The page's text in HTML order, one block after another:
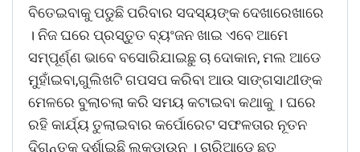
ବିତେଇବାକୁ ପଡୁଛି ପରିବାର ସଦସ୍ୟଙ୍କ ଦେଖାରେଖାରେ
। ନିଜ ଘରେ ପ୍ରସ୍ତୁତ ବ୍ୟଂଜନ ଖାଇ ଏବେ ଆମେ
ସମ୍ପୂର୍ଣ୍ଣ ଭାବେ ବସୋରିଯାଇଛୁ ଚା ଦୋକାନ, ମଲ ଆଡେ
ମୁହାଁଇବା,ଗୁଲିଖଟି ଗପସପ କରିବା ଆଉ ସାଙ୍ଗସାଥୀଙ୍କ
ମେଳରେ ବୁଲାଚଲା କରି ସମୟ କଟାଇବା କଥାକୁ । ଘରେ
ରହି କାର୍ଯ୍ୟ ତୁଲାଇବାର କର୍ପୋରେଟ ସଫଳତାର ନୂତନ
ଦିଗନ୍ତକୁ ଦର୍ଶାଇଛି ଲକଡାଉନ । ଚାରିଆଡେ ଛତୁ